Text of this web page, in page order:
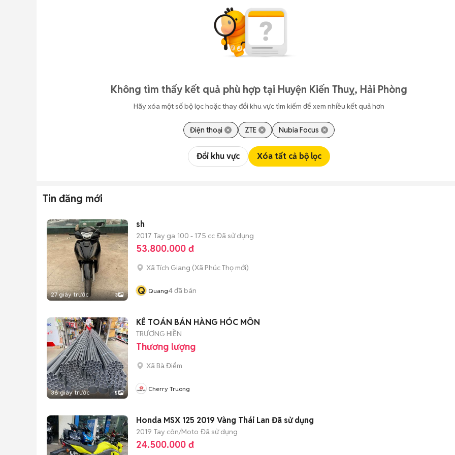
Không tìm thấy kết quả phù hợp tại Huyện Kiến Thuỵ, Hải Phòng
Hãy xóa một số bộ lọc hoặc thay đổi khu vực tìm kiếm để xem nhiều kết quả hơn
Điện thoại ZTE Nubia Focus
Đổi khu vực Xóa tất cả bộ lọc
Tin đăng mới
27 giây trước 3
sh
2017 Tay ga 100 - 175 cc Đã sử dụng
53.800.000 đ
Xã Tích Giang (Xã Phúc Thọ mới)
Q Quang4đã bán
36 giây trước 5
KẾ TOÁN BÁN HÀNG HÓC MÔN
TRƯƠNG HIỀN
Thương lượng
Xã Bà Điểm
Cherry Truong
Honda MSX 125 2019 Vàng Thái Lan Đã sử dụng
2019 Tay côn/Moto Đã sử dụng
24.500.000 đ